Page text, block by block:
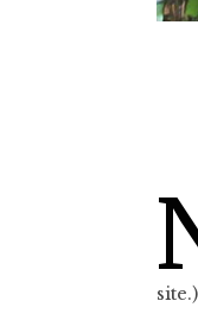
site.)